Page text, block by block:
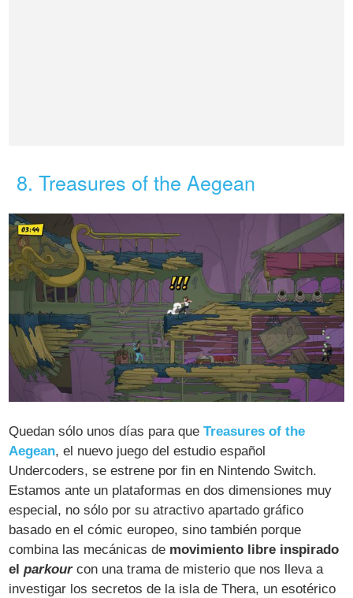
8. Treasures of the Aegean
Quedan sólo unos días para queTreasures of the
Aegean, el nuevo juego del estudio español
Undercoders, se estrene por fin en Nintendo Switch.
Estamos ante un plataformas en dos dimensiones muy
especial, no sólo por su atractivo apartado gráfico
basado en el cómic europeo, sino también porque
combina las mecánicas de movimiento libre inspirado
elparkourcon una trama de misterio que nos lleva a
investigar los secretos de la isla de Thera, un esotérico